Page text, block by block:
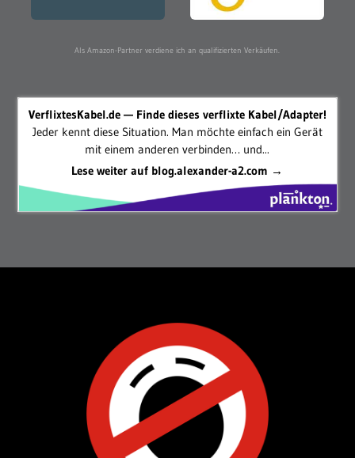
Als Amazon-Partner verdiene ich an qualifizierten Verkäufen.
VerflixtesKabel.de — Finde dieses verflixte Kabel/Adapter!
Jeder kennt diese Situation. Man möchte einfach ein Gerät
mit einem anderen verbinden… und...
Lese weiter auf blog.alexander-a2.com →